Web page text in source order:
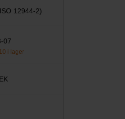
12944-2)
07
i lager